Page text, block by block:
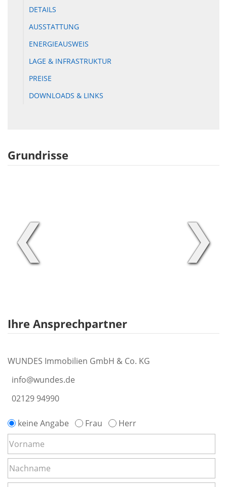
DETAILS
AUSSTATTUNG
ENERGIEAUSWEIS
LAGE & INFRASTRUKTUR
PREISE
DOWNLOADS & LINKS
Grundrisse
❮ ❯
Ihre Ansprechpartner
WUNDES Immobilien GmbH & Co. KG
info@wundes.de
02129 94990
keine Angabe Frau Herr